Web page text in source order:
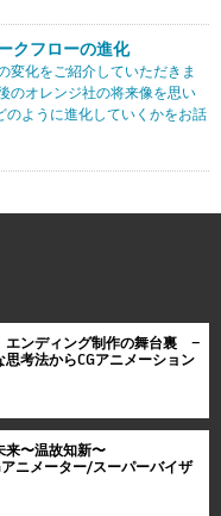
クフローの進化
変化をご紹介していただきま
のオレンジ社の将来像を思い
ように進化していくかをお話
エンディング制作の舞台裏 ―
考法からCGアニメーション
来〜温故知新〜
ニメーター/スーパーバイザ